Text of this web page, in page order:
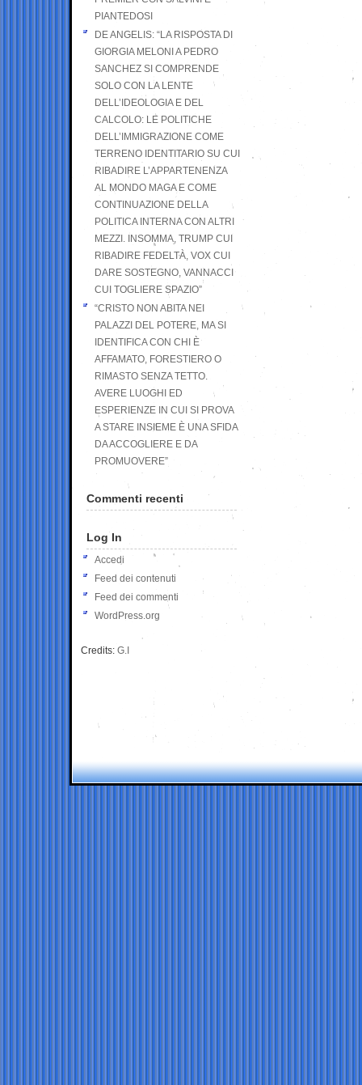
PIANTEDOSI
DE ANGELIS: “LA RISPOSTA DI
GIORGIA MELONI A PEDRO
SANCHEZ SI COMPRENDE
SOLO CON LA LENTE
DELL’IDEOLOGIA E DEL
CALCOLO: LE POLITICHE
DELL’IMMIGRAZIONE COME
TERRENO IDENTITARIO SU CUI
RIBADIRE L’APPARTENENZA
AL MONDO MAGA E COME
CONTINUAZIONE DELLA
POLITICA INTERNA CON ALTRI
MEZZI. INSOMMA, TRUMP CUI
RIBADIRE FEDELTÀ, VOX CUI
DARE SOSTEGNO, VANNACCI
CUI TOGLIERE SPAZIO”
“CRISTO NON ABITA NEI
PALAZZI DEL POTERE, MA SI
IDENTIFICA CON CHI È
AFFAMATO, FORESTIERO O
RIMASTO SENZA TETTO.
AVERE LUOGHI ED
ESPERIENZE IN CUI SI PROVA
A STARE INSIEME È UNA SFIDA
DA ACCOGLIERE E DA
PROMUOVERE”
Commenti recenti
Log In
Accedi
Feed dei contenuti
Feed dei commenti
WordPress.org
Credits: G.I